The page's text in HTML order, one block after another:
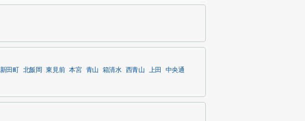
新田町 北飯岡 東見前 本宮 青山 箱清水 西青山 上田
中央通